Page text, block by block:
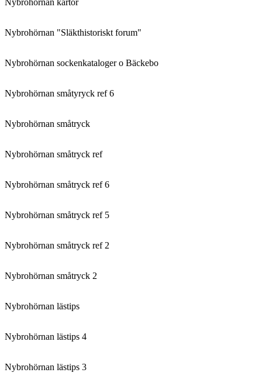
Nybrohörnan "Släkthistoriskt forum"
Nybrohörnan sockenkataloger o Bäckebo
Nybrohörnan småtyryck ref 6
Nybrohörnan småtryck
Nybrohörnan småtryck ref
Nybrohörnan småtryck ref 6
Nybrohörnan småtryck ref 5
Nybrohörnan småtryck ref 2
Nybrohörnan småtryck 2
Nybrohörnan lästips
Nybrohörnan lästips 4
Nybrohörnan lästips 3